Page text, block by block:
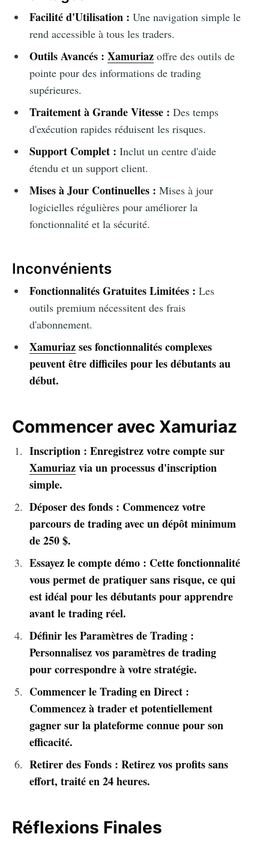
Facilité d'Utilisation : Une navigation simple le
rend accessible à tous les traders.
Outils Avancés : Xamuriazoffre des outils de
pointe pour des informations de trading
supérieures.
Traitement à Grande Vitesse : Des temps
d'exécution rapides réduisent les risques.
Support Complet : Inclut un centre d'aide
étendu et un support client.
Mises à Jour Continuelles : Mises à jour
logicielles régulières pour améliorer la
fonctionnalité et la sécurité.
Inconvénients
Fonctionnalités Gratuites Limitées : Les
outils premium nécessitent des frais
d'abonnement.
Xamuriazses fonctionnalités complexes
peuvent être difficiles pour les débutants au
début.
Commencer avec Xamuriaz
Inscription : Enregistrez votre compte sur
Xamuriazvia un processus d'inscription
simple.
Déposer des fonds : Commencez votre
parcours de trading avec un dépôt minimum
de 250 $.
Essayez le compte démo : Cette fonctionnalité
vous permet de pratiquer sans risque, ce qui
est idéal pour les débutants pour apprendre
avant le trading réel.
Définir les Paramètres de Trading :
Personnalisez vos paramètres de trading
pour correspondre à votre stratégie.
Commencer le Trading en Direct :
Commencez à trader et potentiellement
gagner sur la plateforme connue pour son
efficacité.
Retirer des Fonds : Retirez vos profits sans
effort, traité en 24 heures.
Réflexions Finales